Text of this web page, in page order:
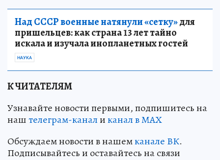
Над СССР военные натянули «сетку»для
пришельцев: как страна 13 лет тайно
искала и изучала инопланетных гостей
НАУКА
К ЧИТАТЕЛЯМ
Узнавайте новости первыми, подпишитесь на
наштелеграм-каналиканал в МАХ
Обсуждаем новости в нашемканале ВК.
Подписывайтесь и оставайтесь на связи